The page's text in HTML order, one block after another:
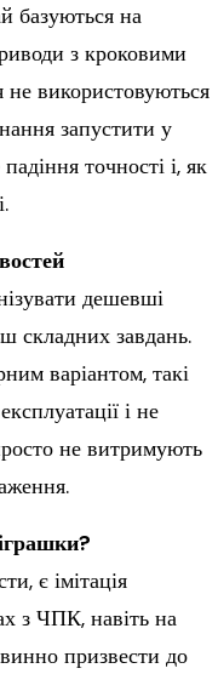
базуються на
з кроковими
не використовуються
запустити у
точності і, як
дешевші
складних завдань.
варіантом, такі
і не
не витримують
є імітація
з ЧПК, навіть на
призвести до